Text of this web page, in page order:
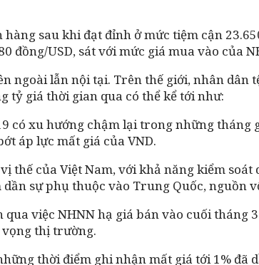
sau khi đạt đỉnh ở mức tiệm cận
đồng/USD, sát với mức giá mua vào của
ngoài lẫn nội tại. Trên thế giới, nhân dân
tỷ giá thời gian qua có thể kể tới như:
có xu hướng chậm lại trong những
áp lực mất giá của VND.
thế của Việt Nam, với khả năng kiểm
sự phụ thuộc vào Trung Quốc, nguồn
việc NHNN hạ giá bán vào cuối
thị trường.
thời điểm ghi nhận mất giá tới 1%